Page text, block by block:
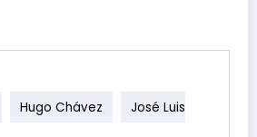
Hugo Chávez José Luis